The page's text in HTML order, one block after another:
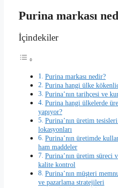
Purina markası
İçindekiler
Purina markası nedir?
Purina hangi ülke
Purina’nın tarihçesi ve
Purina hangi ülkelerde
yapıyor?
Purina’nın üretim
lokasyonları
Purina’nın üretimde
ham maddeler
Purina’nın üretim süreci
kalite kontrol
Purina’nın müşteri
ve pazarlama stratejileri